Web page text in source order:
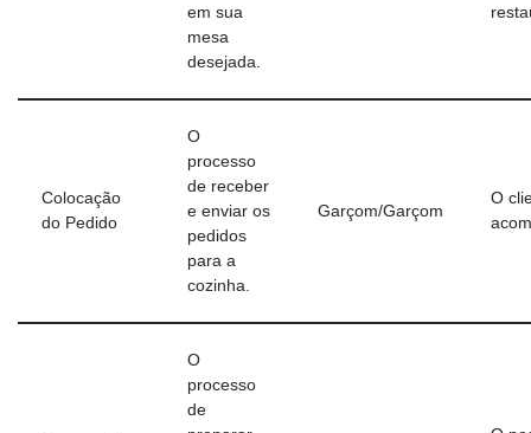
em sua
mesa
desejada.
Colocação
do Pedido
O
processo
de receber
e enviar os
pedidos
para a
cozinha.
Garçom/Garçom
O
O
processo
de